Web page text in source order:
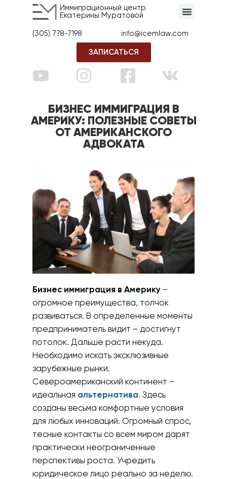
Иммиграционный центр
Екатерины Муратовой
(305) 778-7198 info@icemlaw.com
ЗАПИСАТЬСЯ
БИЗНЕС ИММИГРАЦИЯ В
АМЕРИКУ: ПОЛЕЗНЫЕ СОВЕТЫ
ОТ АМЕРИКАНСКОГО
АДВОКАТА
Бизнес иммиграция в Америку–
огромное преимущества, толчок
развиваться. В определенные моменты
предприниматель видит – достигнут
потолок. Дальше расти некуда.
Необходимо искать эксклюзивные
зарубежные рынки.
Североамериканский континент –
идеальная альтернатива. Здесь
созданы весьма комфортные условия
для любых инноваций. Огромный спрос,
тесные контакты со всем миром дарят
практически неограниченные
перспективы роста. Учредить
юридическое лицо реально за неделю.